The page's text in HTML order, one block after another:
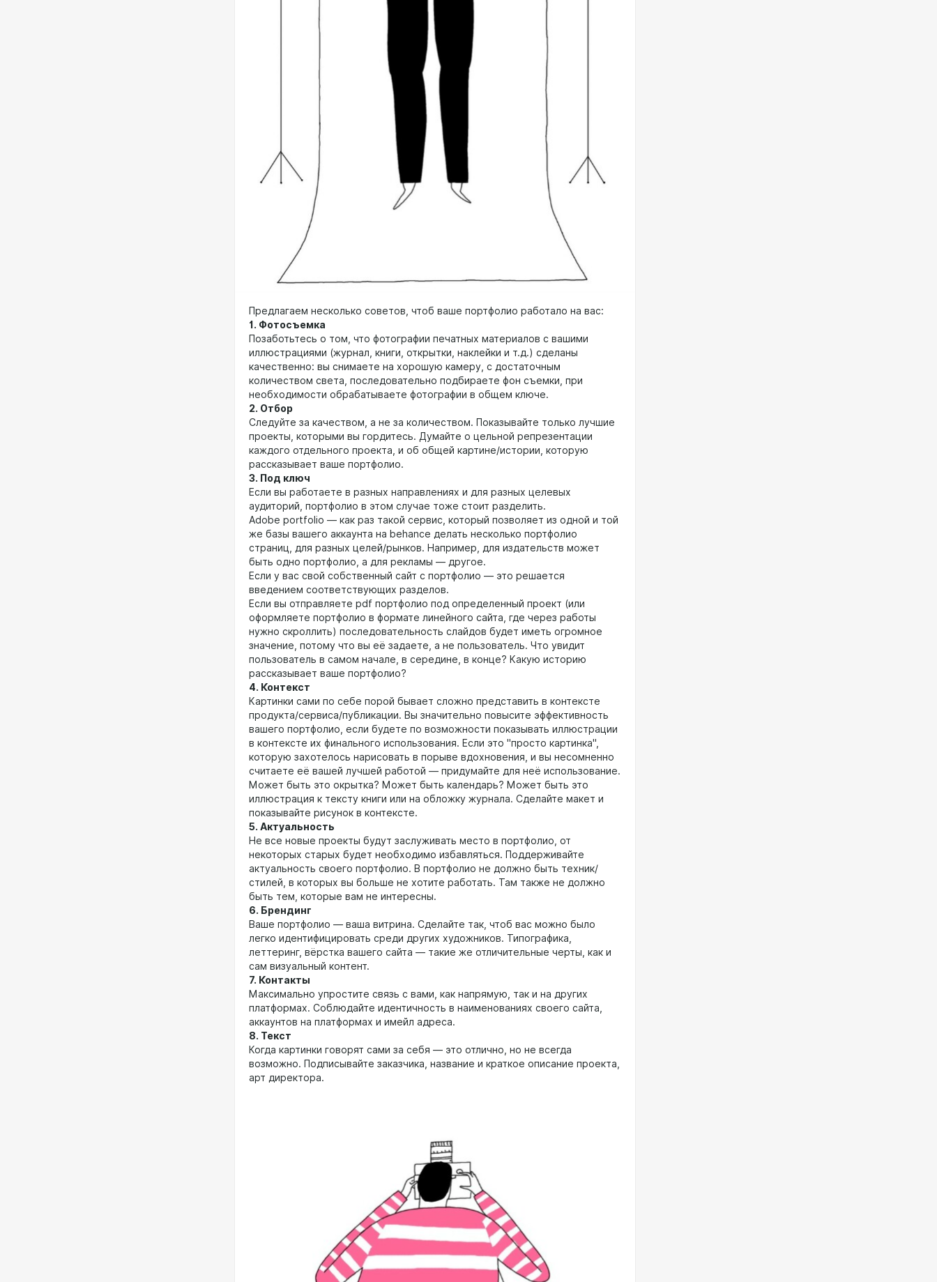
Предлагаем несколько советов, чтоб ваше портфолио работало на вас:
1. Фотосъемка
Позаботьтесь о том, что фотографии печатных материалов с вашими
иллюстрациями (журнал, книги, открытки, наклейки и т.д.) сделаны
качественно: вы снимаете на хорошую камеру, с достаточным
количеством света, последовательно подбираете фон съемки, при
необходимости обрабатываете фотографии в общем ключе.
2. Отбор
Следуйте за качеством, а не за количеством. Показывайте только лучшие
проекты, которыми вы гордитесь. Думайте о цельной репрезентации
каждого отдельного проекта, и об общей картине/истории, которую
рассказывает ваше портфолио.
3. Под ключ
Если вы работаете в разных направлениях и для разных целевых
аудиторий, портфолио в этом случае тоже стоит разделить.
Adobe portfolio — как раз такой сервис, который позволяет из одной и той
же базы вашего аккаунта на behance делать несколько портфолио
страниц, для разных целей/рынков. Например, для издательств может
быть одно портфолио, а для рекламы — другое.
Если у вас свой собственный сайт с портфолио — это решается
введением соответствующих разделов.
Если вы отправляете pdf портфолио под определенный проект (или
оформляете портфолио в формате линейного сайта, где через работы
нужно скроллить) последовательность слайдов будет иметь огромное
значение, потому что вы её задаете, а не пользователь. Что увидит
пользователь в самом начале, в середине, в конце? Какую историю
рассказывает ваше портфолио?
4. Контекст
Картинки сами по себе порой бывает сложно представить в контексте
продукта/сервиса/публикации. Вы значительно повысите эффективность
вашего портфолио, если будете по возможности показывать иллюстрации
в контексте их финального использования. Если это "просто картинка",
которую захотелось нарисовать в порыве вдохновения, и вы несомненно
считаете её вашей лучшей работой — придумайте для неё использование.
Может быть это окрытка? Может быть календарь? Может быть это
иллюстрация к тексту книги или на обложку журнала. Сделайте макет и
показывайте рисунок в контексте.
5. Актуальность
Не все новые проекты будут заслуживать место в портфолио, от
некоторых старых будет необходимо избавляться. Поддерживайте
актуальность своего портфолио. В портфолио не должно быть техник/
стилей, в которых вы больше не хотите работать. Там также не должно
быть тем, которые вам не интересны.
6. Брендинг
Ваше портфолио — ваша витрина. Сделайте так, чтоб вас можно было
легко идентифицировать среди других художников. Типографика,
леттеринг, вёрстка вашего сайта — такие же отличительные черты, как и
сам визуальный контент.
7. Контакты
Максимально упростите связь с вами, как напрямую, так и на других
платформах. Соблюдайте идентичность в наименованиях своего сайта,
аккаунтов на платформах и имейл адреса.
8. Текст
Когда картинки говорят сами за себя — это отлично, но не всегда
возможно. Подписывайте заказчика, название и краткое описание проекта,
арт директора.